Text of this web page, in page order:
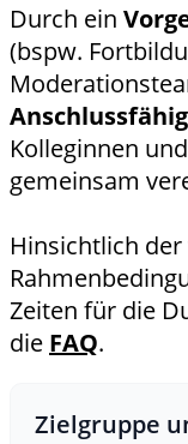
Durch ein
(bspw.
Kolleginnen
gemeinsam
Hinsichtlich
Zeiten für die
die FAQ.
Zielgruppe